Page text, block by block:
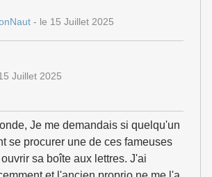
- le 15 Juillet 2025
Juillet 2025
Je me demandais si quelqu'un
se procurer une de ces fameuses
sa boîte aux lettres. J'ai